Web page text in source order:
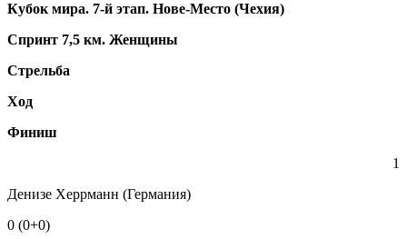
Кубок мира. 7-й этап. Нове-Место (Чехия)
Спринт 7,5 км. Женщины
Стрельба
Ход
Финиш
1
Денизе Херрманн (Германия)
0 (0+0)